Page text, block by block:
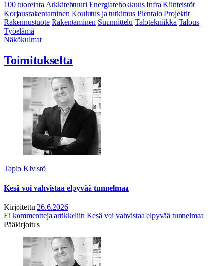
100 tuoreintaArkkitehtuuri Energiatehokkuus Infra Kiinteistöt
Korjausrakentaminen Koulutus ja tutkimus Pientalo Projektit
Rakennustuote Rakentaminen Suunnittelu Talotekniikka Talous
Työelämä
Näkökulmat
Toimitukselta
Tapio Kivistö
Kesä voi vahvistaa elpyvää tunnelmaa
Kirjoitettu 26.6.2026
Ei kommentteja artikkeliin Kesä voi vahvistaa elpyvää tunnelmaa
Pääkirjoitus